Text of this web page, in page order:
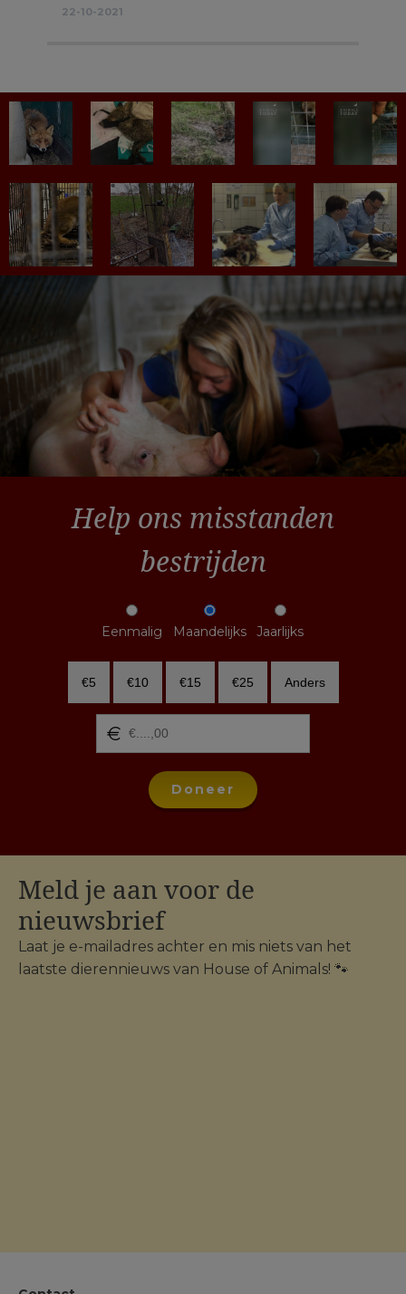
22-10-2021
Help ons misstanden
bestrijden
Eenmalig Maandelijks Jaarlijks
€5 €10 €15 €25 Anders
Doneer
Meld je aan voor de
nieuwsbrief
Laat je e-mailadres achter en mis niets van het
laatste dierennieuws van House of Animals! 🐾